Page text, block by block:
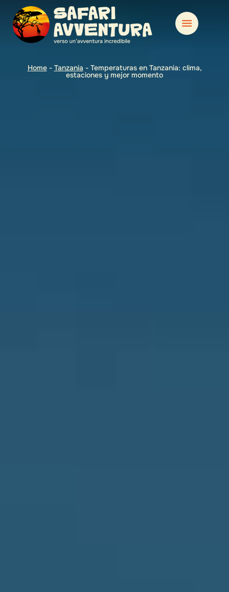
Home- Tanzania - Temperaturas en Tanzania: clima,
estaciones y mejor momento